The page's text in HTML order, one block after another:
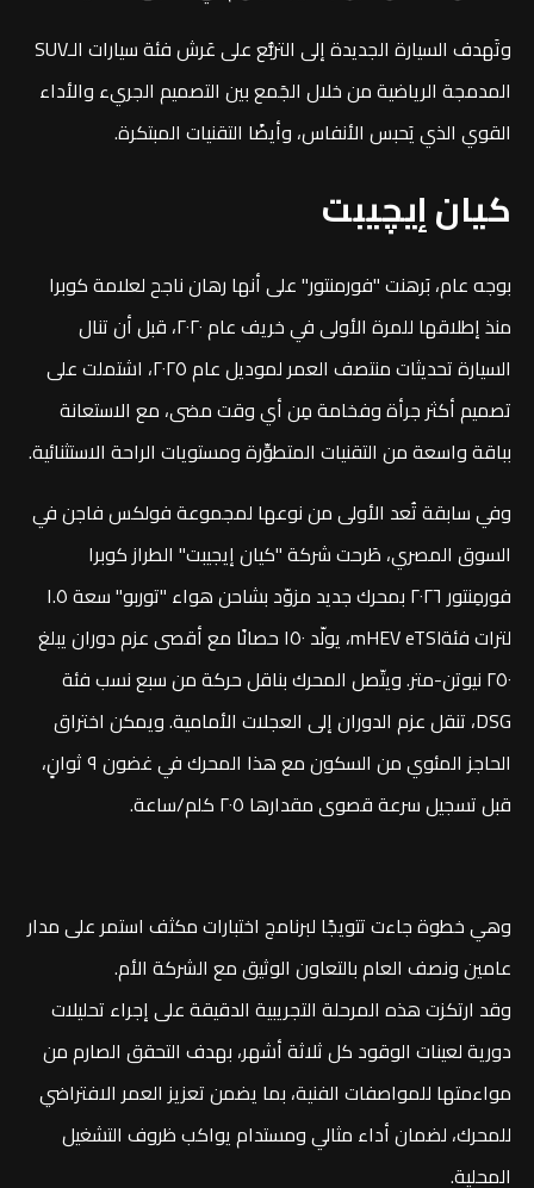
وتَهدف السيارة الجديدة إلى التربُّع على عَرش فئة سيارات الـSUV
المدمجة الرياضية من خلال الجَمع بين التصميم الجريء والأداء
القوي الذي يَحبس الأنفاس، وأيضًا التقنيات المبتكرة.
كيان إيچيبت
بوجه عام، بَرهنت "فورمنتور" على أنها رهان ناجح لعلامة كوبرا
منذ إطلاقها للمرة الأولى في خريف عام ٢٠٢٠، قبل أن تنال
السيارة تحديثات منتصف العمر لموديل عام ٢٠٢٥، اشتملت على
تصميم أكثر جرأة وفخامة مِن أي وقت مضى، مع الاستعانة
بباقة واسعة من التقنيات المتطوِّرة ومستويات الراحة الاستثنائية.
وفي سابقة تُعد الأولى من نوعها لمجموعة فولكس فاجن في
السوق المصري، طَرحت شركة "كيان إيجيبت" الطراز كوبرا
فورمِنتور ٢٠٢٦ بمحرك جديد مزوّد بشاحن هواء "توربو" سعة ١.٥
لترات فئةmHEV eTSI، يولّد ١٥٠ حصانًا مع أقصى عزم دوران يبلغ
٢٥٠ نيوتن-متر. ويتّصل المحرك بناقل حركة من سبع نسب فئة
DSG، تنقل عزم الدوران إلى العجلات الأمامية. ويمكن اختراق
الحاجز المئوي من السكون مع هذا المحرك في غضون ٩ ثوانٍ،
قبل تسجيل سرعة قصوى مقدارها ٢٠٥ كلم/ساعة.
وهي خطوة جاءت تتويجًا لبرنامج اختبارات مكثف استمر على مدار
عامين ونصف العام بالتعاون الوثيق مع الشركة الأم.
وقد ارتكزت هذه المرحلة التجريبية الدقيقة على إجراء تحليلات
دورية لعينات الوقود كل ثلاثة أشهر، بهدف التحقق الصارم من
مواءمتها للمواصفات الفنية، بما يضمن تعزيز العمر الافتراضي
للمحرك، لضمان أداء مثالي ومستدام يواكب ظروف التشغيل
المحلية.